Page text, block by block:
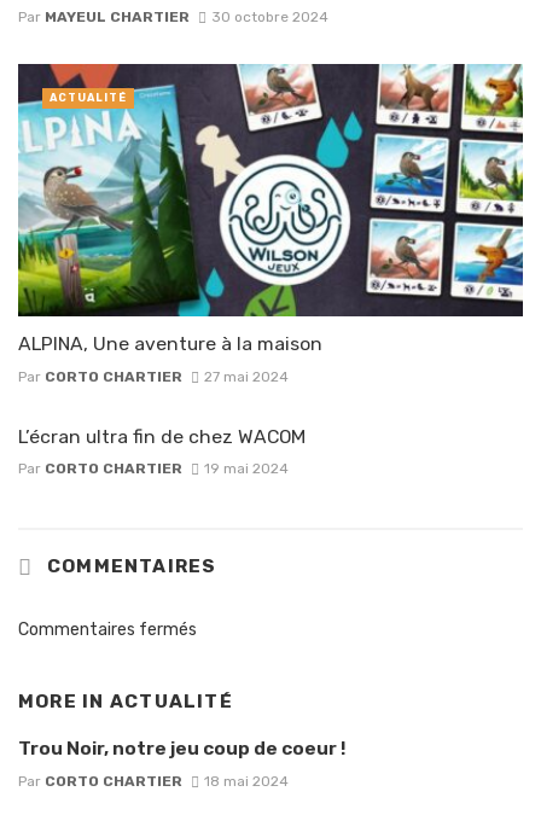
Par MAYEUL CHARTIER 30 octobre 2024
ALPINA, Une aventure à la maison
Par CORTO CHARTIER 27 mai 2024
ACTUALITÉ
L’écran ultra fin de chez WACOM
Par CORTO CHARTIER 19 mai 2024
COMMENTAIRES
Commentaires fermés
MORE IN ACTUALITÉ
Trou Noir, notre jeu coup de coeur !
Par CORTO CHARTIER 18 mai 2024